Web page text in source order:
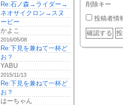
Re:石ノ森→ライダー→
ネオサイクロン→スヌ
ーピー
かよこ
2016/05/08
Re:下見を兼ねて一杯ど
お？
YABU
2015/11/13
Re:下見を兼ねて一杯ど
お？
はーちゃん
削除キー
投稿者情